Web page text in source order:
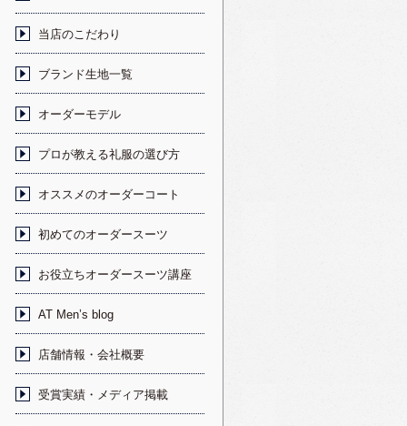
当店のこだわり
ブランド生地一覧
オーダーモデル
プロが教える礼服の選び方
オススメのオーダーコート
初めてのオーダースーツ
お役立ちオーダースーツ講座
AT Men’s blog
店舗情報・会社概要
受賞実績・メディア掲載